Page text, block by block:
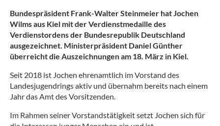
Bundespräsident Frank-Walter Steinmeier hat Jochen
Wilms aus Kiel mit der Verdienstmedaille des
Verdienstordens der Bundesrepublik Deutschland
ausgezeichnet. Ministerpräsident Daniel Günther
überreicht die Auszeichnungen am 18. März in Kiel.
Seit 2018 ist Jochen ehrenamtlich im Vorstand des
Landesjugendrings aktiv und übernahm bereits nach einem
Jahr das Amt des Vorsitzenden.
Im Rahmen seiner Vorstandstätigkeit setzt Jochen sich für